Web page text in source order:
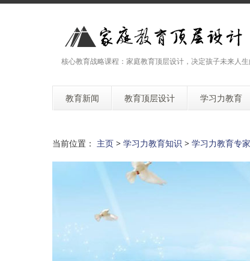
核心教育战略课程：家庭教育顶层设计，决定孩子未来人生
教育新闻 教育顶层设计 学习力教育
当前位置： 主页 > 学习力教育知识 > 学习力教育专